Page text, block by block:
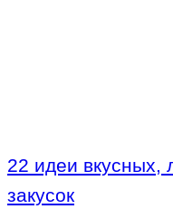
22 идеи вкусных,
закусок